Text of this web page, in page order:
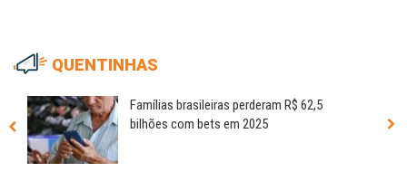
QUENTINHAS
Famílias brasileiras perderam R$ 62,5
bilhões com bets em 2025